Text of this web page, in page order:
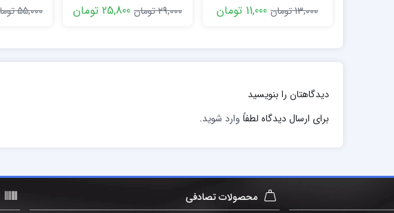
13,000 تومان
11,000 تومان
زاهدی ppt
29,000 تومان 25,800 تومان
55,000 تومان
دیدگاهتان را بنویسید
برای ارسال دیدگاه لطفاً وارد شوید.
محصولات تصادفی